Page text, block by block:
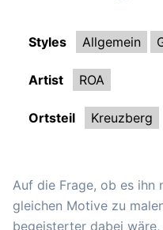
Styles Allgemein
Artist ROA
Ortsteil Kreuzberg
Auf die Frage, ob es ihn
gleichen Motive zu
begeisterter dabei wäre,